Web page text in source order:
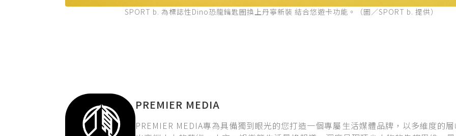
SPORT b. 為標誌性Dino恐龍鑰匙圈換上丹寧新裝 結合悠遊卡功能。（圖／SPORT b. 提供）
PREMIER MEDIA
PREMIER MEDIA專為具備獨到眼光的您打造一個專屬生活媒體品牌，以多維度的